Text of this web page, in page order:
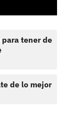
tener de
de lo mejor